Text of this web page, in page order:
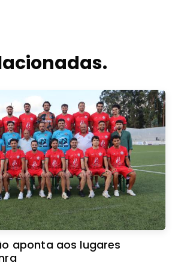
aponta aos lugares